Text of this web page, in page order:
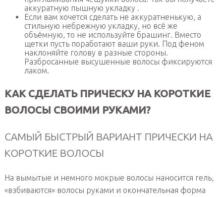
аккуратную пышную укладку .
Если вам хочется сделать не аккуратненькую, а
стильную небрежную укладку, но всё же
объёмную, то не используйте брашинг. Вместо
щетки пусть поработают ваши руки. Под феном
наклоняйте голову в разные стороны.
Разбросанные высушенные волосы фиксируются
лаком.
КАК СДЕЛАТЬ ПРИЧЕСКУ НА КОРОТКИЕ
ВОЛОСЫ СВОИМИ РУКАМИ?
САМЫЙ БЫСТРЫЙ ВАРИАНТ ПРИЧЕСКИ НА
КОРОТКИЕ ВОЛОСЫ
На вымытые и немного мокрые волосы наносится гель,
«взбиваются» волосы руками и окончательная форма